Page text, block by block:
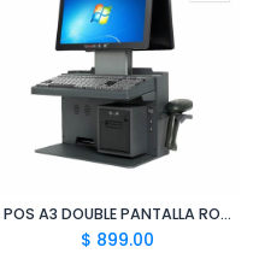
POS A3 DOUBLE PANTALLA ROTATIVA CON TECLADO 8/256GB I5-5TH
$ 899.00